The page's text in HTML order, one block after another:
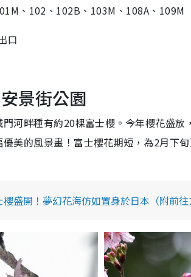
、102、102B、103M、108A、109M
口
景街公園
河畔種有約20棵富士櫻。今年櫻花盛
美的風景畫！富士櫻花期短，為2月下
盛開！夢幻花海仿如置身於日本（附前往